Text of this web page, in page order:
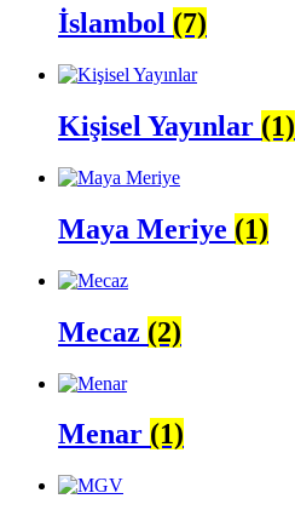
İslambol (7)
Kişisel Yayınlar (1)
Maya Meriye (1)
Mecaz (2)
Menar (1)